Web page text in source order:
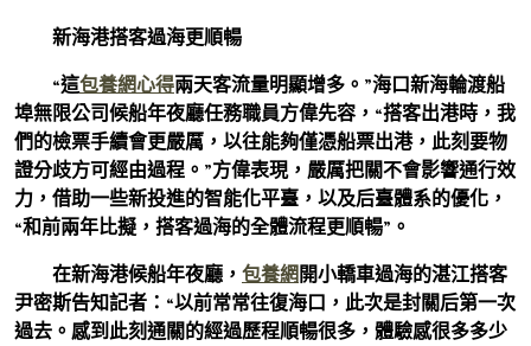
新海港搭客過海更順暢
“這包養網心得兩天客流量明顯增多。”海口新海輪渡船
埠無限公司候船年夜廳任務職員方偉先容，“搭客出港時，我
們的檢票手續會更嚴厲，以往能夠僅憑船票出港，此刻要物
證分歧方可經由過程。”方偉表現，嚴厲把關不會影響通行效
力，借助一些新投進的智能化平臺，以及后臺體系的優化，
“和前兩年比擬，搭客過海的全體流程更順暢”。
在新海港候船年夜廳， 包養網 開小轎車過海的湛江搭客
尹密斯告知記者：“以前常常往復海口，此次是封關后第一次
過去。感到此刻通關的經過歷程順暢很多，體驗感很多多少